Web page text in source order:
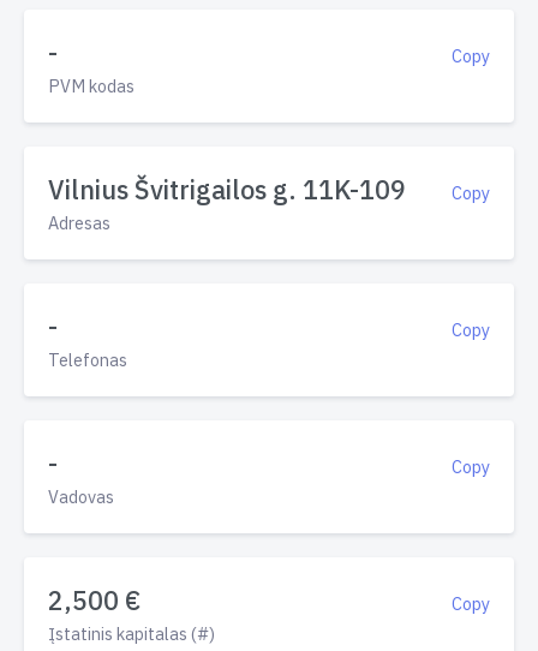
Copy
-
PVM kodas
Copy
Vilnius Švitrigailos g. 11K-109
Adresas
Copy
-
Telefonas
Copy
-
Vadovas
Copy
2,500 €
Įstatinis kapitalas (#)